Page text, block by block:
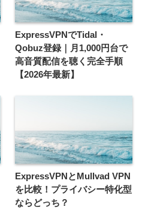
ExpressVPNでTidal・
Qobuz登録｜月1,000円台で
高音質配信を聴く完全手順
【2026年最新】
ExpressVPNとMullvad VPN
を比較！プライバシー特化型
ならどっち？